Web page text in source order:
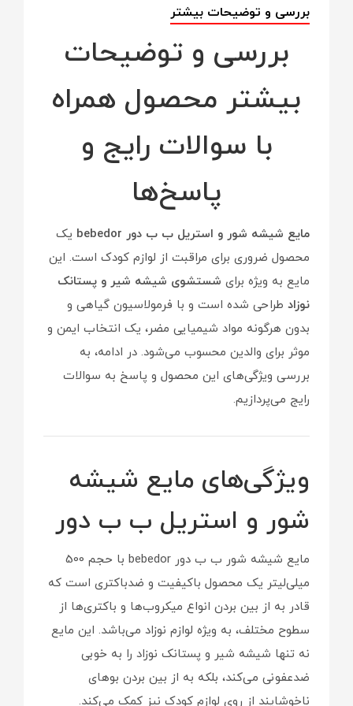
بررسی و توضیحات بیشتر
بررسی و توضیحات
بیشتر محصول همراه
با سوالات رایج و
پاسخ‌ها
مایع شیشه شور و استریل ب ب دور bebedor
یک
محصول ضروری برای مراقبت از لوازم کودک است. این
مایع به ویژه برای شستشوی شیشه شیر و پستانک
نوزاد طراحی شده است و با فرمولاسیون گیاهی و
بدون هرگونه مواد شیمیایی مضر، یک انتخاب ایمن و
موثر برای والدین محسوب می‌شود. در ادامه، به
بررسی ویژگی‌های این محصول و پاسخ به سوالات
رایج می‌پردازیم.
ویژگی‌های مایع شیشه
شور و استریل ب ب دور
مایع شیشه شور ب ب دور bebedor با حجم 500
میلی‌لیتر یک محصول باکیفیت و ضدباکتری است که
قادر به از بین بردن انواع میکروب‌ها و باکتری‌ها از
سطوح مختلف، به ویژه لوازم نوزاد می‌باشد. این مایع
نه تنها شیشه شیر و پستانک نوزاد را به خوبی
ضدعفونی می‌کند، بلکه به از بین بردن بوهای
ناخوشایند از روی لوازم کودک نیز کمک می‌کند.